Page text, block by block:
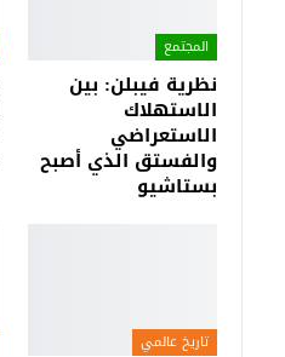
المجتمع
نظرية فيبلن: بين
الاستهلاك
الاستعراضي
والفستق الذي أصبح
بستاشيو
تاريخ عالمي